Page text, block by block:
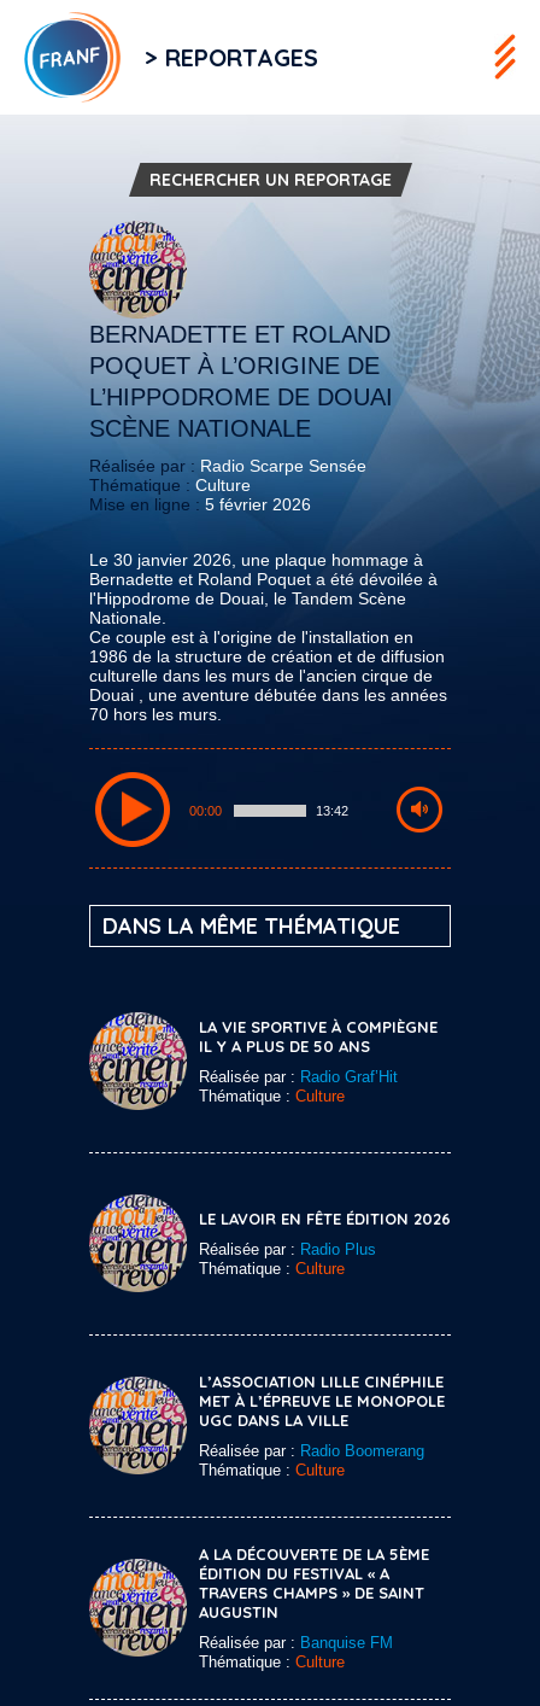
> REPORTAGES
RECHERCHER UN REPORTAGE
BERNADETTE ET ROLAND
POQUET À L’ORIGINE DE
L’HIPPODROME DE DOUAI
SCÈNE NATIONALE
Réalisée par : Radio Scarpe Sensée
Thématique : Culture
Mise en ligne : 5 février 2026
Le 30 janvier 2026, une plaque hommage à
Bernadette et Roland Poquet a été dévoilée à
l'Hippodrome de Douai, le Tandem Scène
Nationale.
Ce couple est à l'origine de l'installation en
1986 de la structure de création et de diffusion
culturelle dans les murs de l'ancien cirque de
Douai , une aventure débutée dans les années
70 hors les murs.
00:00 13:42
DANS LA MÊME THÉMATIQUE
LA VIE SPORTIVE À COMPIÈGNE
IL Y A PLUS DE 50 ANS
Réalisée par : Radio Graf’Hit
Thématique : Culture
LE LAVOIR EN FÊTE ÉDITION 2026
Réalisée par : Radio Plus
Thématique : Culture
L’ASSOCIATION LILLE CINÉPHILE
MET À L’ÉPREUVE LE MONOPOLE
UGC DANS LA VILLE
Réalisée par : Radio Boomerang
Thématique : Culture
A LA DÉCOUVERTE DE LA 5ÈME
ÉDITION DU FESTIVAL « A
TRAVERS CHAMPS » DE SAINT
AUGUSTIN
Réalisée par : Banquise FM
Thématique : Culture